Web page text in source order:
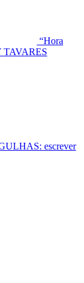
“Hora
TAVARES
escrever